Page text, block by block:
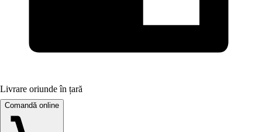
Livrare oriunde în țară
Comandă online